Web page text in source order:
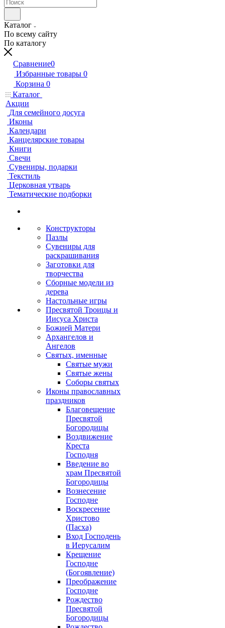
Каталог
По всему сайту
По каталогу
Сравнение0
Избранные товары 0
Корзина 0
Каталог
Акции
Для семейного досуга
Иконы
Календари
Канцелярские товары
Книги
Свечи
Сувениры, подарки
Текстиль
Церковная утварь
Тематические подборки
Конструкторы
Пазлы
Сувениры для
раскрашивания
Заготовки для
творчества
Сборные модели из
дерева
Настольные игры
Пресвятой Троицы и
Иисуса Христа
Божией Матери
Архангелов и
Ангелов
Святых, именные
Святые мужи
Святые жены
Соборы святых
Иконы православных
праздников
Благовещение
Пресвятой
Богородицы
Воздвижение
Креста
Господня
Введение во
храм Пресвятой
Богородицы
Вознесение
Господне
Воскресение
Христово
(Пасха)
Вход Господень
в Иерусалим
Крещение
Господне
(Богоявление)
Преображение
Господне
Рождество
Пресвятой
Богородицы